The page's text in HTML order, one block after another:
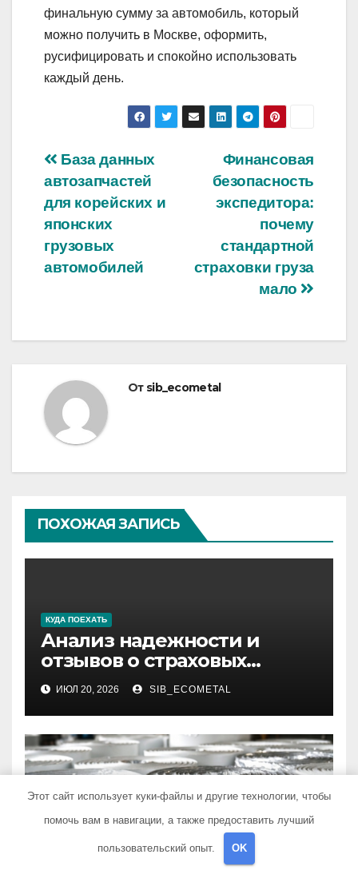
финальную сумму за автомобиль, который
можно получить в Москве, оформить,
русифицировать и спокойно использовать
каждый день.
Навигация
по
записям
Финансовая
безопасность
экспедитора:
почему
стандартной
страховки груза
мало
База данных
автозапчастей
для корейских и
японских
грузовых
автомобилей
От sib_ecometal
ПОХОЖАЯ ЗАПИСЬ
КУДА ПОЕХАТЬ
Анализ надежности и
отзывов о страховых
компаниях по итогам 2026
года
ИЮЛ 20, 2026 SIB_ECOMETAL
КУДА ПОЕХАТЬ
Технология изготовления
огнеупорного тепло- и
звукоизоляционного
SIB_ECOMETAL
Этот сайт использует куки-файлы и другие технологии, чтобы
помочь вам в навигации, а также предоставить лучший
пользовательский опыт. OK